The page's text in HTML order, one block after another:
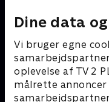
Dine data
Vi bruger egne
oplevelse af TV 2
målrette annoncer
Mere indhold fra